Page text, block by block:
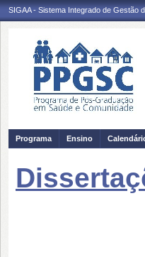
SIGAA - Sistema Integrado de Gestão
Programa Ensino